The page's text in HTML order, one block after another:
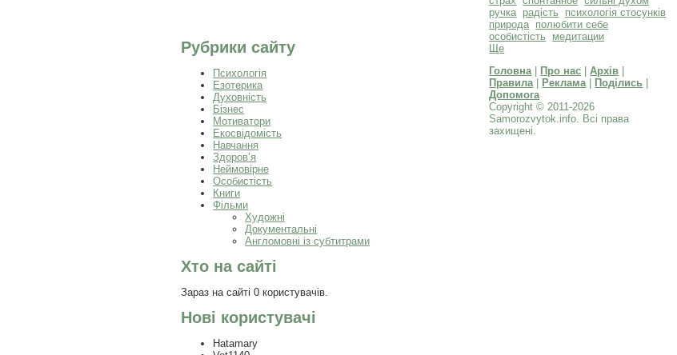
Рубрики сайту
Психологія
Езотерика
Духовність
Бізнес
Мотиватори
Екосвідомість
Навчання
Здоров’я
Неймовірне
Особистість
Книги
Фільми
Художні
Документальні
Англомовні із субтитрами
Хто на сайті
Зараз на сайті 0 користувачів.
Нові користувачі
Hatamary
ручка радість
психологія стосунків
природа полюбити себе
особистість
медитации
Ще
Головна| Про нас |Архів
Правила| Реклама| Поділись
Допомога
Copyright © 2011-2026
Samorozvytok.info. Всі права
захищені.